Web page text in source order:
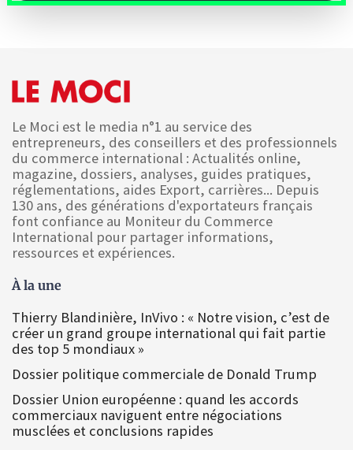
Le Moci est le media n°1 au service des
entrepreneurs, des conseillers et des professionnels
du commerce international : Actualités online,
magazine, dossiers, analyses, guides pratiques,
réglementations, aides Export, carrières... Depuis
130 ans, des générations d'exportateurs français
font confiance au Moniteur du Commerce
International pour partager informations,
ressources et expériences.
À la une
Thierry Blandinière, InVivo : « Notre vision, c’est de
créer un grand groupe international qui fait partie
des top 5 mondiaux »
Dossier politique commerciale de Donald Trump
Dossier Union européenne : quand les accords
commerciaux naviguent entre négociations
musclées et conclusions rapides